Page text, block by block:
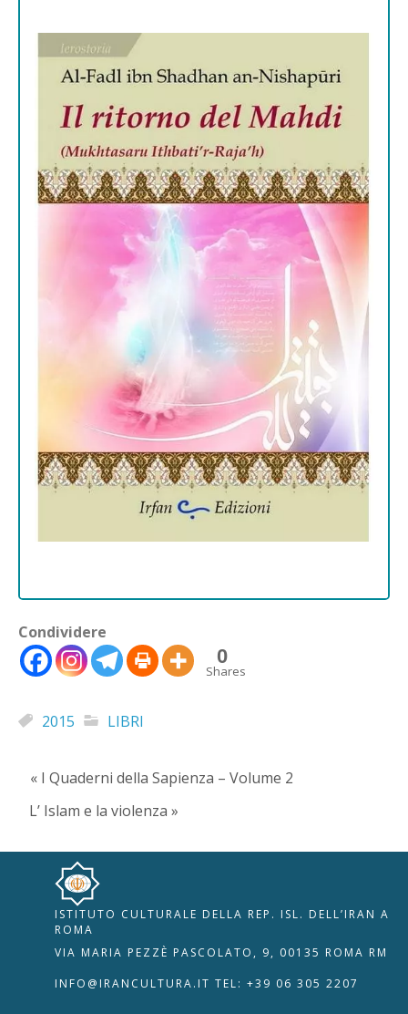
Condividere
0
Shares
2015 LIBRI
« I Quaderni della Sapienza – Volume 2
L’ Islam e la violenza »
ISTITUTO CULTURALE DELLA REP. ISL. DELL’IRAN A
ROMA
VIA MARIA PEZZÈ PASCOLATO, 9, 00135 ROMA RM
INFO@IRANCULTURA.IT TEL: +39 06 305 2207
RIPRISTINA 🇮🇹 🇬🇧